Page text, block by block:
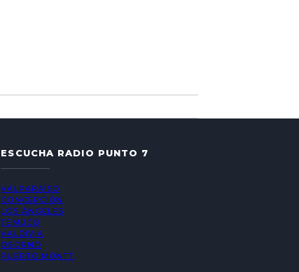
ESCUCHA RADIO PUNTO 7
VALPARAÍSO
CONCEPCIÓN
LOS ÁNGELES
TEMUCO
VALDIVIA
OSORNO
PUERTO MONTT